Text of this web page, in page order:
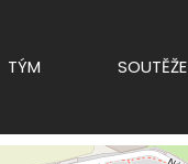
TÝM SOUTĚŽE